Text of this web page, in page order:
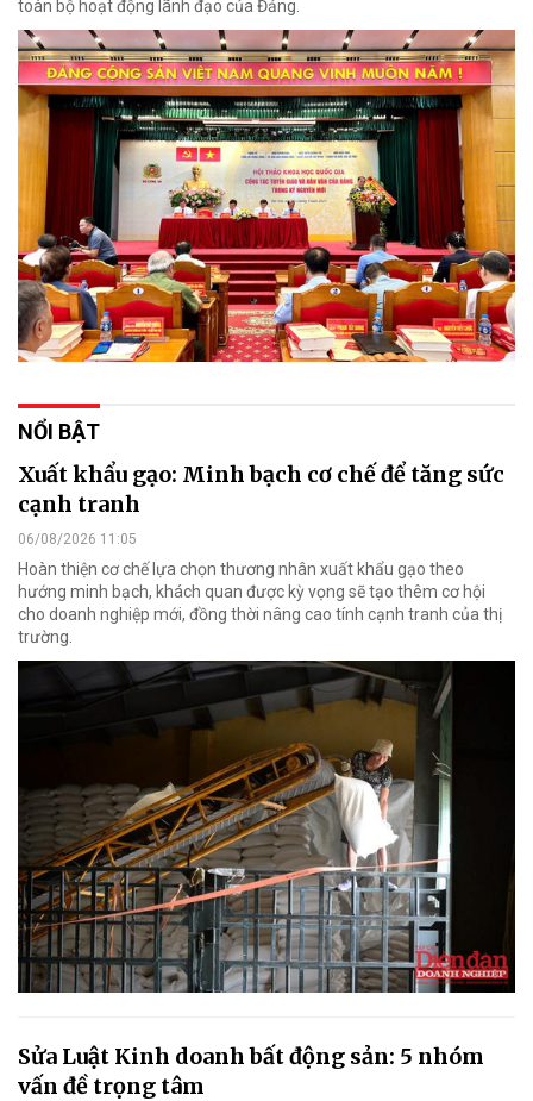
toàn bộ hoạt động lãnh đạo của Đảng.
NỔI BẬT
Xuất khẩu gạo: Minh bạch cơ chế để tăng sức
cạnh tranh
06/08/2026 11:05
Hoàn thiện cơ chế lựa chọn thương nhân xuất khẩu gạo theo
hướng minh bạch, khách quan được kỳ vọng sẽ tạo thêm cơ hội
cho doanh nghiệp mới, đồng thời nâng cao tính cạnh tranh của thị
trường.
Sửa Luật Kinh doanh bất động sản: 5 nhóm
vấn đề trọng tâm